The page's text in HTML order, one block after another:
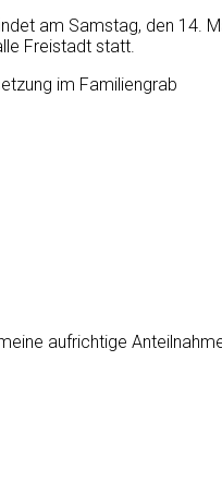
am Samstag, den 14.
Freistadt statt.
im Familiengrab
aufrichtige